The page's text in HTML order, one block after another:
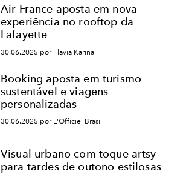
Air France aposta em nova
experiência no rooftop da
Lafayette
30.06.2025 por Flavia Karina
Booking aposta em turismo
sustentável e viagens
personalizadas
30.06.2025 por L'Officiel Brasil
Visual urbano com toque artsy
para tardes de outono estilosas